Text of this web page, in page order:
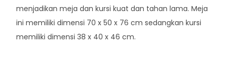
menjadikan meja dan kursi kuat dan tahan lama. Meja
ini memiliki dimensi 70 x 50 x 76 cm sedangkan kursi
memiliki dimensi 38 x 40 x 46 cm.